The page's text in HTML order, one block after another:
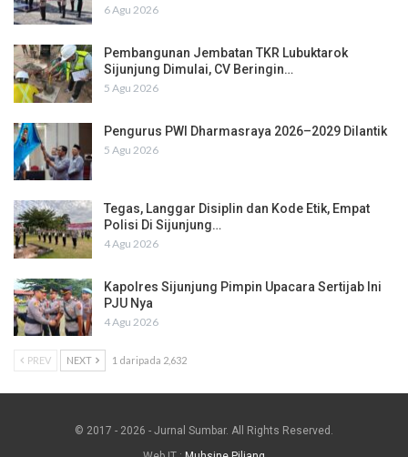
6 Agu 2026
Pembangunan Jembatan TKR Lubuktarok
Sijunjung Dimulai, CV Beringin…
5 Agu 2026
Pengurus PWI Dharmasraya 2026–2029 Dilantik
5 Agu 2026
Tegas, Langgar Disiplin dan Kode Etik, Empat
Polisi Di Sijunjung…
4 Agu 2026
Kapolres Sijunjung Pimpin Upacara Sertijab Ini
PJU Nya
4 Agu 2026
PREV NEXT 1 daripada 2,632
© 2017 - 2026 - Jurnal Sumbar. All Rights Reserved.